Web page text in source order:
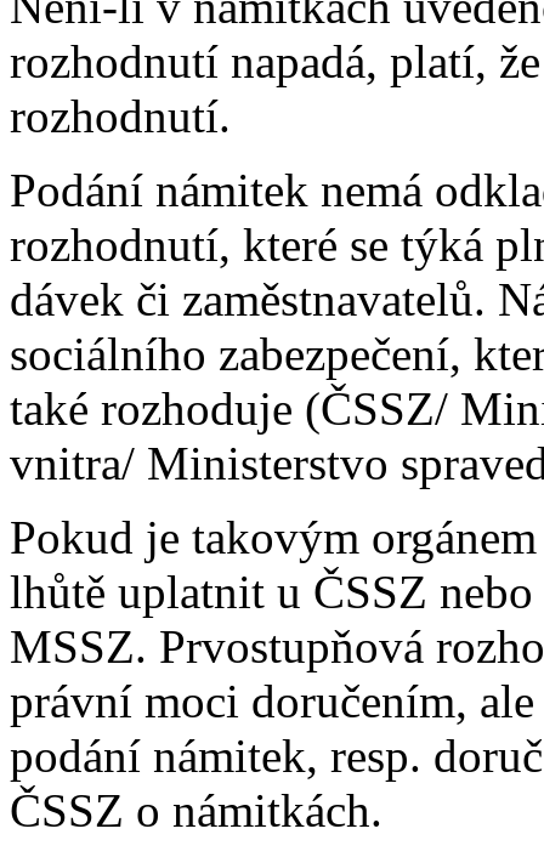
rozhodnutí napadá, platí,
rozhodnutí.
Podání námitek nemá
rozhodnutí, které se týká
dávek či zaměstnavatelů.
sociálního zabezpečení,
také rozhoduje (ČSSZ/
vnitra/ Ministerstvo
Pokud je takovým
lhůtě uplatnit u ČSSZ
MSSZ. Prvostupňová
právní moci doručením,
podání námitek, resp.
ČSSZ o námitkách.